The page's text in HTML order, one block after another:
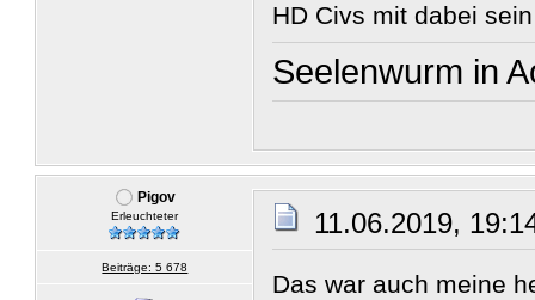
HD Civs mit dabei
Seelenwurm in
Pigov
Erleuchteter
Beiträge: 5 678
11.06.2019,
Das war auch meine